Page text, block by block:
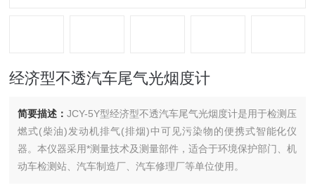
经济型不透汽车尾气光烟度计
简要描述：JCY-5Y型经济型不透汽车尾气光烟度计是用于检测压
燃式(柴油)发动机排气(排烟)中可见污染物的便携式智能化仪
器。本仪器采用*测量技术及测量部件，适合于环境保护部门、机
动车检测站、汽车制造厂、汽车修理厂等单位使用。